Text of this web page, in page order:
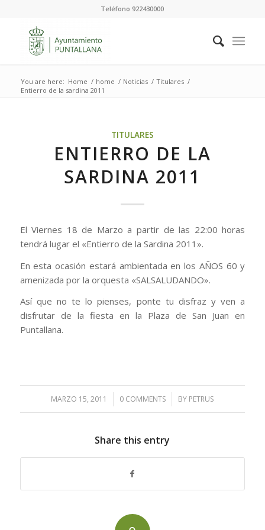
Teléfono 922430000
You are here: Home / home / Noticias / Titulares /
Entierro de la sardina 2011
TITULARES
ENTIERRO DE LA
SARDINA 2011
El Viernes 18 de Marzo a partir de las 22:00 horas
tendrá lugar el «Entierro de la Sardina 2011».
En esta ocasión estará ambientada en los AÑOS 60 y
amenizada por la orquesta «SALSALUDANDO».
Así que no te lo pienses, ponte tu disfraz y ven a
disfrutar de la fiesta en la Plaza de San Juan en
Puntallana.
MARZO 15, 2011
/ 0 COMMENTS
/ BY PETRUS
Share this entry